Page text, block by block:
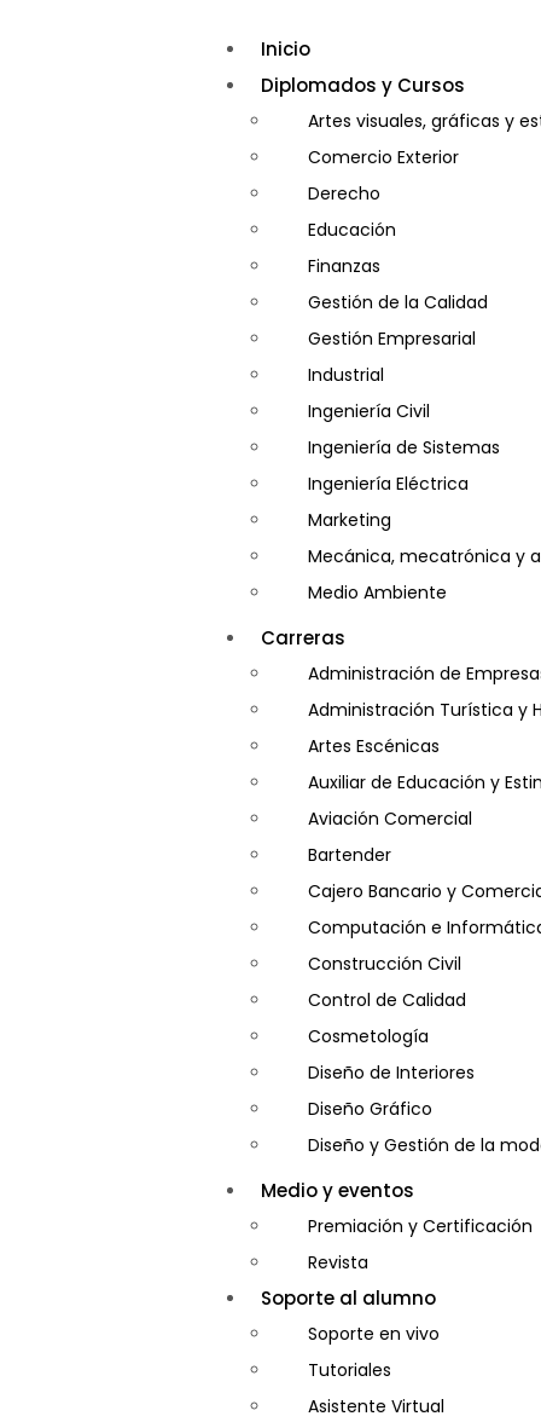
Inicio
Diplomados y Cursos
Artes visuales, gráficas y
Comercio Exterior
Derecho
Educación
Finanzas
Gestión de la Calidad
Gestión Empresarial
Industrial
Ingeniería Civil
Ingeniería de Sistemas
Ingeniería Eléctrica
Marketing
Mecánica, mecatrónica y
Medio Ambiente
Minería e Hidrocarburos
Salud y Psicología
Seguridad
Carreras
Administración de
Administración Turística y
Artes Escénicas
Auxiliar de Educación y
Aviación Comercial
Bartender
Cajero Bancario y
Computación e
Construcción Civil
Control de Calidad
Cosmetología
Diseño de Interiores
Diseño Gráfico
Diseño y Gestión de la
Entrenador Personal y
Gastronomía
Gestor de Crédito y
Guía de Turismo
Inglés Americano
Marketing y Publicidad
Medio Ambiente y Seguridad
Medio y eventos
Premiación y Certificación
Revista
Soporte al alumno
Soporte en vivo
Tutoriales
Asistente Virtual